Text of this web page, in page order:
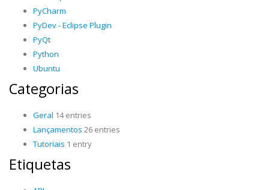
PyCharm
PyDev - Eclipse Plugin
PyQt
Python
Ubuntu
Categorias
Geral 14 entries
Lançamentos 26 entries
Tutoriais 1 entry
Etiquetas